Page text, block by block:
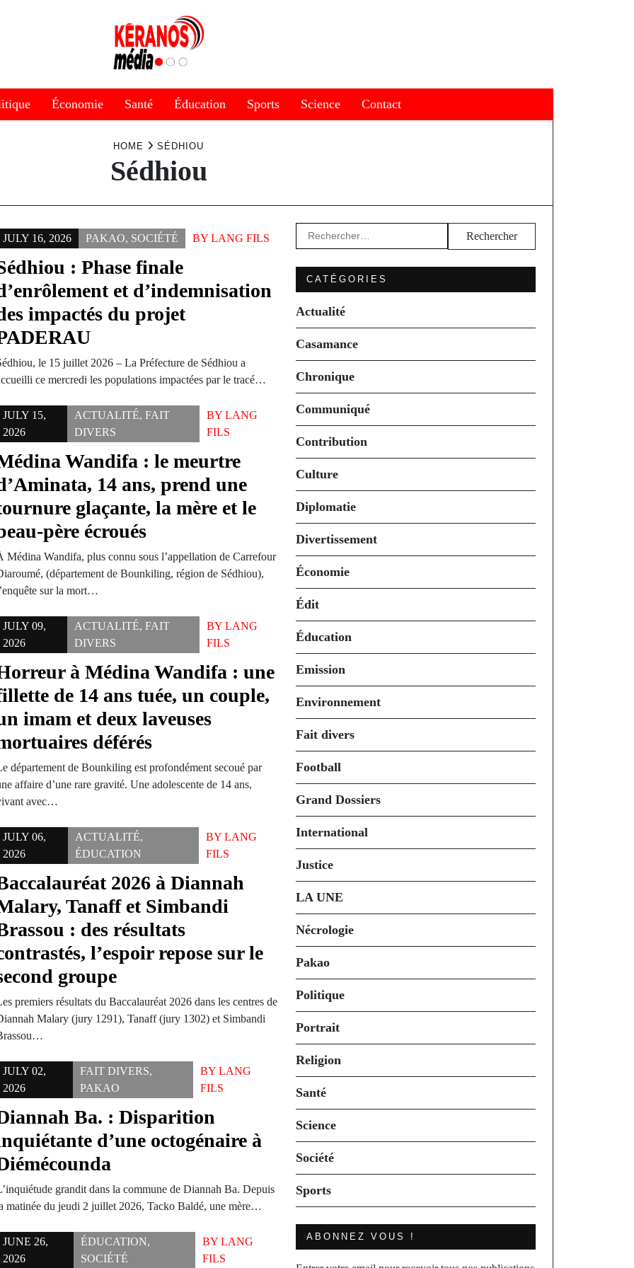
Économie Santé Éducation Sports Science Contact
HOME SÉDHIOU
Sédhiou
JULY 16, 2026 PAKAO, SOCIÉTÉ BY LANG FILS
: Phase finale
et d’indemnisation
impactés du projet
le 15 juillet 2026 – La Préfecture de Sédhiou a
ce mercredi les populations impactées par le tracé…
JULY 15,
2026
ACTUALITÉ,FAIT
DIVERS
BY LANG
FILS
Wandifa : le meurtre
14 ans, prend une
glaçante, la mère et le
père écroués
Médina Wandifa, plus connu sous l’appellation de Carrefour
(département de Bounkiling, région de Sédhiou),
sur la mort…
JULY 09,
2026
ACTUALITÉ,FAIT
DIVERS
BY LANG
FILS
à Médina Wandifa : une
de 14 ans tuée, un couple,
imam et deux laveuses
déférés
département de Bounkiling est profondément secoué par
affaire d’une rare gravité. Une adolescente de 14 ans,
avec…
JULY 06,
2026
ACTUALITÉ,
ÉDUCATION
BYLANG
FILS
2026 à Diannah
Tanaff et Simbandi
: des résultats
l’espoir repose sur le
groupe
premiers résultats du Baccalauréat 2026 dans les centres de
Malary (jury 1291), Tanaff (jury 1302) et Simbandi
JULY 02,
2026
FAIT DIVERS,
PAKAO
BY LANG
FILS
Ba. : Disparition
d’une octogénaire à
grandit dans la commune de Diannah Ba. Depuis
matinée du jeudi 2 juillet 2026, Tacko Baldé, une mère…
JUNE 26,
2026
ÉDUCATION,
SOCIÉTÉ
BY LANG
FILS
Rechercher :
CATÉGORIES
Actualité
Casamance
Chronique
Communiqué
Contribution
Culture
Diplomatie
Divertissement
Économie
Édit
Éducation
Emission
Environnement
Fait divers
Football
Grand Dossiers
International
Justice
LA UNE
Nécrologie
Pakao
Politique
Portrait
Religion
Santé
Science
Société
Sports
ABONNEZ VOUS !